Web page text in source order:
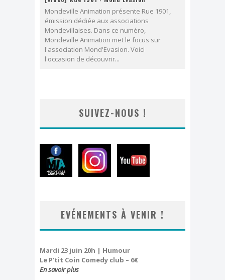
Mondeville Animation présente Rue 1901,
émission dédiée aux associations
Mondevillaises. Dans ce numéro,
Mondeville Animation met le focus sur
l'association Mond'Evasion. Voici
l'occasion de découvrir...
SUIVEZ-NOUS !
EVÉNEMENTS À VENIR !
Mardi 23 juin 20h | Humour
Le P’tit Coin Comedy club – 6€
En savoir plus